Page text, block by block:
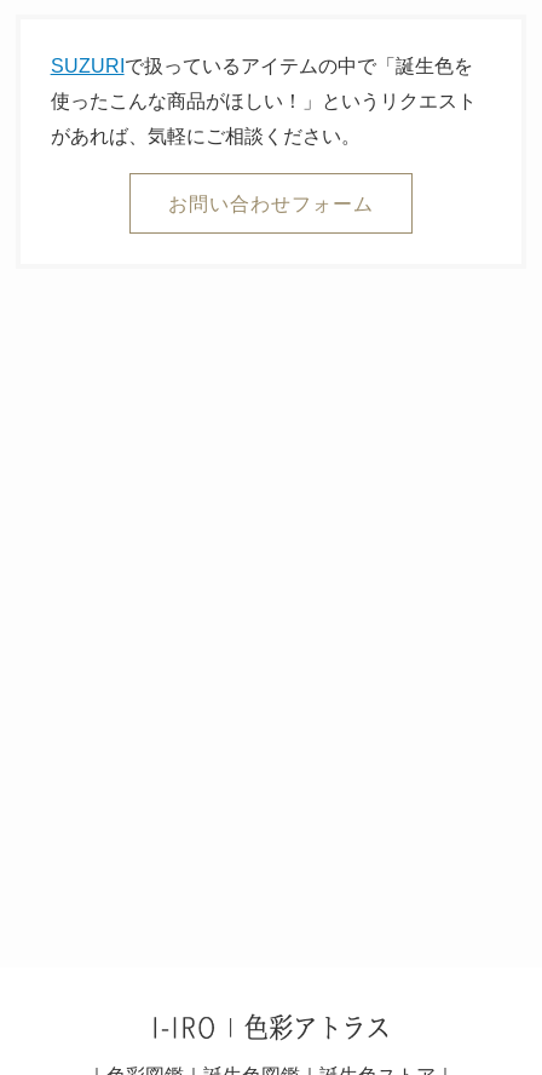
SUZURIで扱っているアイテムの中で「誕生色を
使ったこんな商品がほしい！」というリクエスト
があれば、気軽にご相談ください。
お問い合わせフォーム